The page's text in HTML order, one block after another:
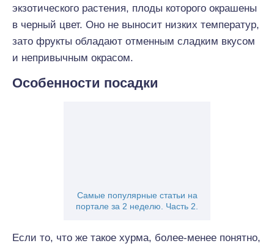
экзотического растения, плоды которого окрашены
в черный цвет. Оно не выносит низких температур,
зато фрукты обладают отменным сладким вкусом
и непривычным окрасом.
Особенности посадки
Самые популярные статьи на
портале за 2 неделю. Часть 2.
Если то, что же такое хурма, более-менее понятно,